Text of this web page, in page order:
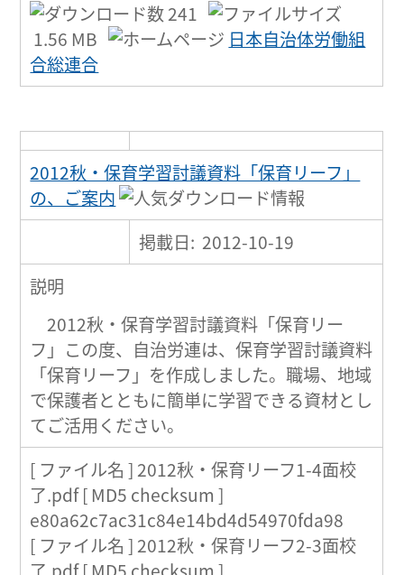
241
1.56 MB
日本自治体労働組
合総連合
2012秋・保育学習討議資料「保育リーフ」
の、ご案内
掲載日: 2012-10-19
説明
2012秋・保育学習討議資料「保育リー
フ」この度、自治労連は、保育学習討議資料
「保育リーフ」を作成しました。職場、地域
で保護者とともに簡単に学習できる資材とし
てご活用ください。
[ ファイル名 ] 2012秋・保育リーフ1-4面校
了.pdf [ MD5 checksum ]
e80a62c7ac31c84e14bd4d54970fda98
[ ファイル名 ] 2012秋・保育リーフ2-3面校